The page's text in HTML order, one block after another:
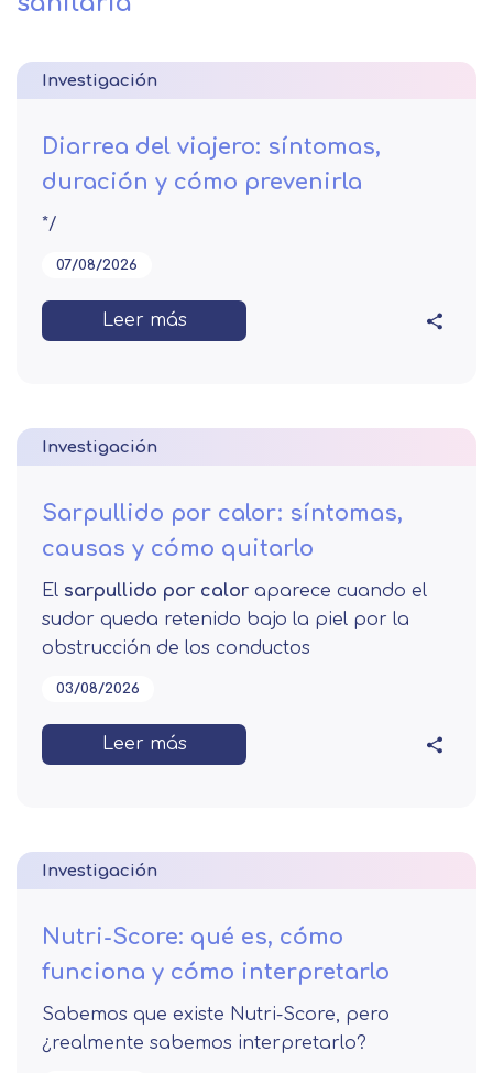
Investigación
Diarrea del viajero: síntomas,
duración y cómo prevenirla
*/
07/08/2026
Leer más
Investigación
Sarpullido por calor: síntomas,
causas y cómo quitarlo
El sarpullido por calor aparece cuando el
sudor queda retenido bajo la piel por la
obstrucción de los conductos
03/08/2026
Leer más
Investigación
Nutri-Score: qué es, cómo
funciona y cómo interpretarlo
Sabemos que existe Nutri-Score, pero
¿realmente sabemos interpretarlo?